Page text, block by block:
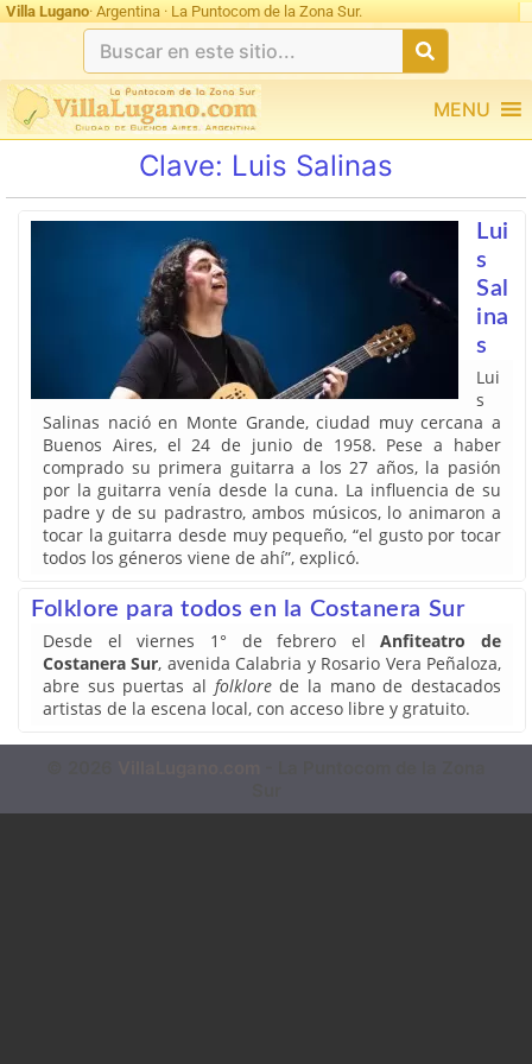
Villa Lugano· Argentina · La Puntocom de la Zona Sur.
MENU
Clave: Luis Salinas
Lui
s
Sal
ina
s
Lui
s
Salinas nació en Monte Grande, ciudad muy cercana a
Buenos Aires, el 24 de junio de 1958. Pese a haber
comprado su primera guitarra a los 27 años, la pasión
por la guitarra venía desde la cuna. La influencia de su
padre y de su padrastro, ambos músicos, lo animaron a
tocar la guitarra desde muy pequeño, “el gusto por tocar
todos los géneros viene de ahí”, explicó.
Folklore para todos en la Costanera Sur
Desde el viernes 1° de febrero elAnfiteatro de
Costanera Sur, avenida Calabria y Rosario Vera Peñaloza,
abre sus puertas al folklorede la mano de destacados
artistas de la escena local, con acceso libre y gratuito.